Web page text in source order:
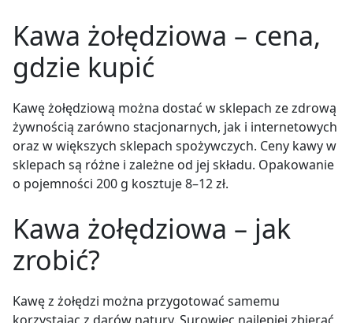
Kawa żołędziowa – cena,
gdzie kupić
Kawę żołędziową można dostać w sklepach ze zdrową
żywnością zarówno stacjonarnych, jak i internetowych
oraz w większych sklepach spożywczych. Ceny kawy w
sklepach są różne i zależne od jej składu. Opakowanie
o pojemności 200 g kosztuje 8–12 zł.
Kawa żołędziowa – jak
zrobić?
Kawę z żołędzi można przygotować samemu